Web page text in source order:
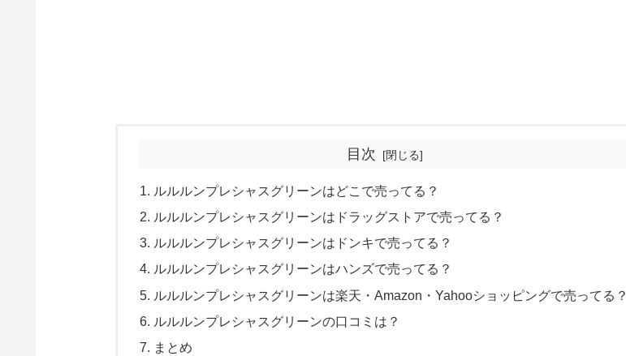
目次
ルルルンプレシャスグリーンはどこで売ってる？
ルルルンプレシャスグリーンはドラッグストアで売ってる？
ルルルンプレシャスグリーンはドンキで売ってる？
ルルルンプレシャスグリーンはハンズで売ってる？
ルルルンプレシャスグリーンは楽天・Amazon・Yahooショッピングで売ってる？
ルルルンプレシャスグリーンの口コミは？
まとめ